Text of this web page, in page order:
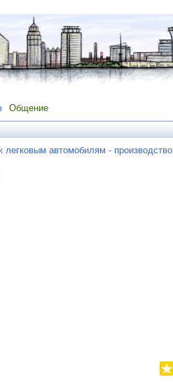
Общение
легковым автомобилям - производство